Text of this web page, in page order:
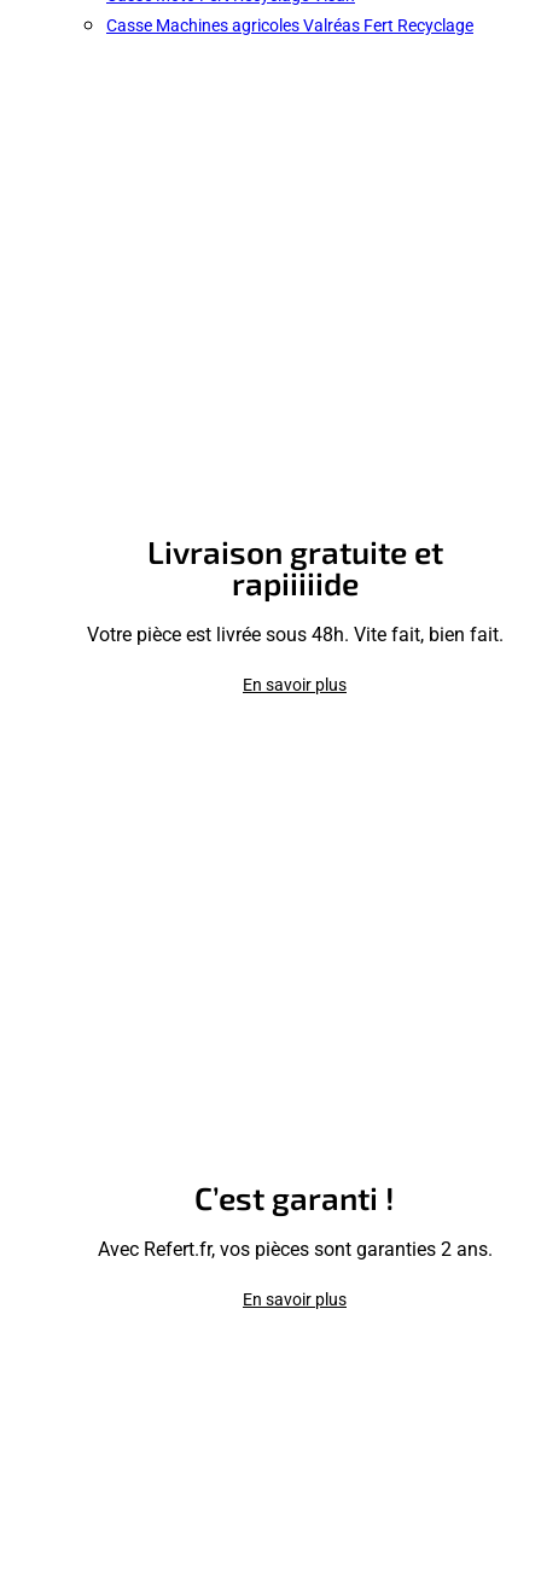
Casse Machines agricoles Valréas Fert Recyclage
Livraison gratuite et
rapiiiiide
Votre pièce est livrée sous 48h. Vite fait, bien fait.
En savoir plus
C’est garanti !
Avec Refert.fr, vos pièces sont garanties 2 ans.
En savoir plus